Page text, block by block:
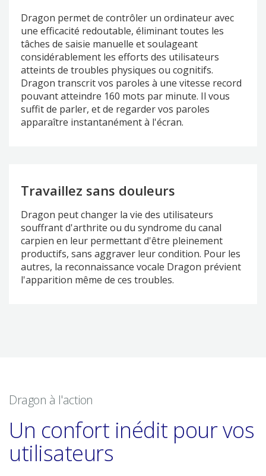
Dragon permet de contrôler un ordinateur avec
une efficacité redoutable, éliminant toutes les
tâches de saisie manuelle et soulageant
considérablement les efforts des utilisateurs
atteints de troubles physiques ou cognitifs.
Dragon transcrit vos paroles à une vitesse record
pouvant atteindre 160 mots par minute. Il vous
suffit de parler, et de regarder vos paroles
apparaître instantanément à l'écran.
Travaillez sans douleurs
Dragon peut changer la vie des utilisateurs
souffrant d'arthrite ou du syndrome du canal
carpien en leur permettant d'être pleinement
productifs, sans aggraver leur condition. Pour les
autres, la reconnaissance vocale Dragon prévient
l'apparition même de ces troubles.
Dragon à l'action
Un confort inédit pour vos
utilisateurs